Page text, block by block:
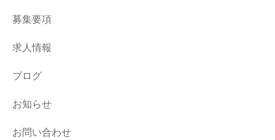
募集要項
求人情報
ブログ
お知らせ
お問い合わせ